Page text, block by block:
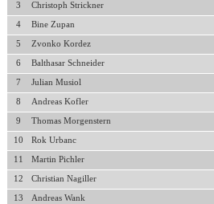
3 Christoph Strickner
4 Bine Zupan
5 Zvonko Kordez
6 Balthasar Schneider
7 Julian Musiol
8 Andreas Kofler
9 Thomas Morgenstern
10 Rok Urbanc
11 Martin Pichler
12 Christian Nagiller
13 Andreas Wank